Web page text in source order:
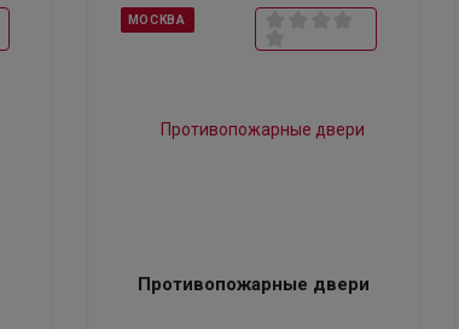
МОСКВА
Противопожарные двери